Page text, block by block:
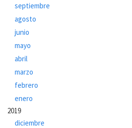
septiembre
agosto
junio
mayo
abril
marzo
febrero
enero
2019
diciembre